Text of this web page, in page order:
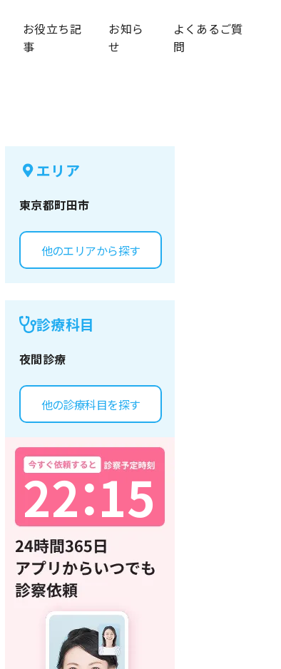
お役立ち記
事
お知ら
せ
よくあるご質
問
エリア
東京都町田市
他のエリアから探す
診療科目
夜間診療
他の診療科目を探す
22：
15